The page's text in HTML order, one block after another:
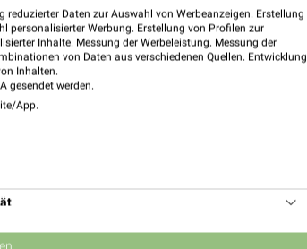
Daten zur Auswahl von Werbeanzeigen. Erstellung
personalisierter Werbung. Erstellung von Profilen zur
Inhalte. Messung der Werbeleistung. Messung der
von Daten aus verschiedenen Quellen. Entwicklung
Inhalten.
gesendet werden.
App.